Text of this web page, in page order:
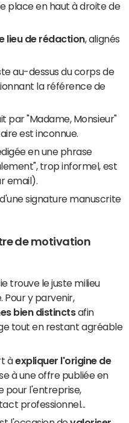
place en haut à droite de
lieu de rédaction, alignés
au-dessus du corps de
la référence de
par "Madame, Monsieur"
est inconnue.
en une phrase
trop informel, est
email).
d'une signature manuscrite
de motivation
trouve le juste milieu
Pour y parvenir,
bien distinctsafin
tout en restant agréable
àexpliquer l'origine de
à une offre publiée en
pour l'entreprise,
professionnel...